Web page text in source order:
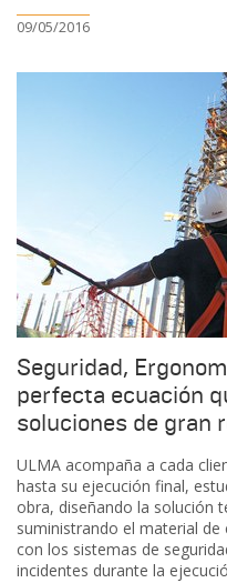
09/05/2016
Seguridad,
perfecta ecuación
soluciones de gran
ULMA acompaña a cada
hasta su ejecución final,
obra, diseñando la solución
suministrando el material
con los sistemas de
incidentes durante la